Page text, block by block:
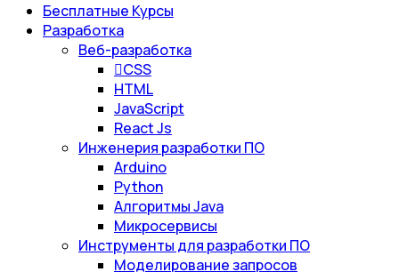
Бесплатные Курсы
Разработка
Веб-разработка
CSS
HTML
JavaScript
React Js
Инженерия разработки ПО
Arduino
Python
Алгоритмы Java
Микросервисы
Инструменты для разработки ПО
Моделирование запросов